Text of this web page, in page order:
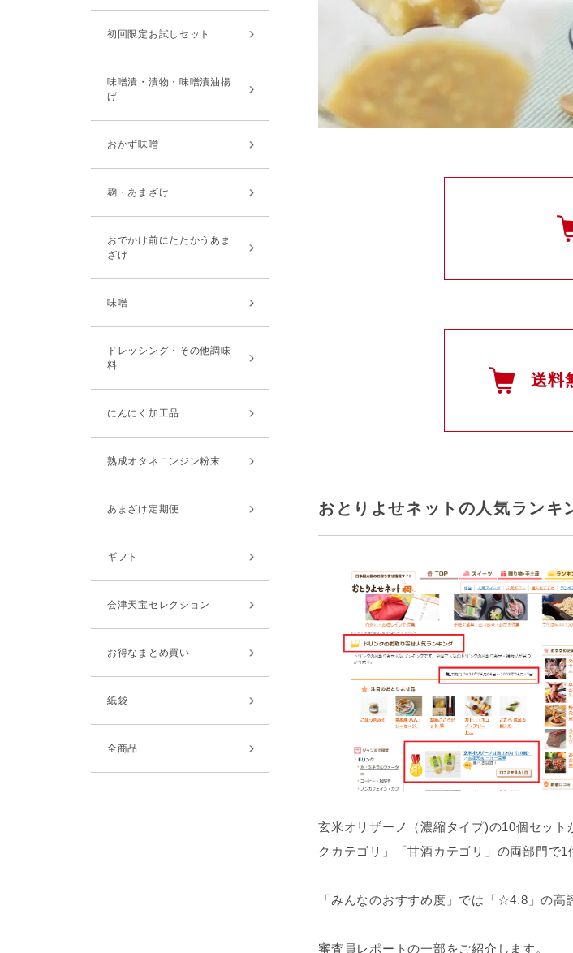
初回限定お試しセット
味噌漬・漬物・味噌漬油揚
げ
おかず味噌
麹・あまざけ
おでかけ前にたたかうあま
ざけ
味噌
ドレッシング・その他調味
料
にんにく加工品
熟成オタネニンジン粉末
あまざけ定期便
ギフト
会津天宝セレクション
お得なまとめ買い
紙袋
全商品
送料
おとりよせネットの人気ランキ
玄米オリザーノ（濃縮タイプ)の10個セッ
クカテゴリ」「甘酒カテゴリ」の両部門で1
「みんなのおすすめ度」では「☆4.8」の高
審査員レポートの一部をご紹介します。